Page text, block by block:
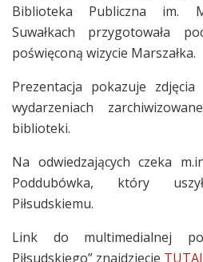
Biblioteka Publiczna im.
Suwałkach przygotowała
poświęconą wizycie Marszałka.
Prezentacja pokazuje
wydarzeniach
biblioteki.
Na odwiedzających czeka
Poddubówka, który
Piłsudskiemu.
Link do multimedialnej
Piłsudskiego” znajdziecie TUTAJ